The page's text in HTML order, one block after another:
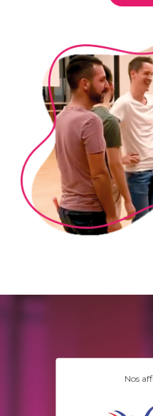
Nos